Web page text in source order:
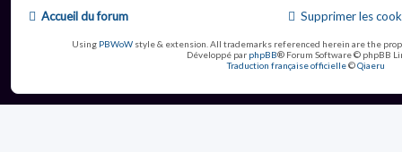
Accueil du forum Supprimer les
Using PBWoW style & extension. All trademarks referenced herein are the
Développé par phpBB® Forum Software © phpBB
Traduction française officielle©Qiaeru